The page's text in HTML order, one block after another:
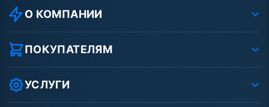
О КОМПАНИИ
О компании
Реквизиты ООО «Шоп АВД»
Защита данных клиента
Условия соглашения
Вакансии
ПОКУПАТЕЛЯМ
Как заказать?
Оплата
Доставка
УСЛУГИ
Ремонт АВД